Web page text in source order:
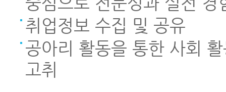
취업정보 수집 및 공유
공아리 활동을 통한 사회
고취